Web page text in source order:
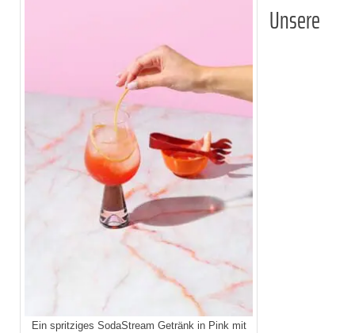
Ein spritziges SodaStream Getränk in Pink mit
Unsere